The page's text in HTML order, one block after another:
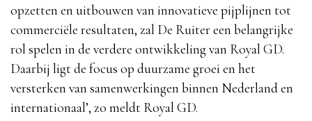
opzetten en uitbouwen van innovatieve pijplijnen tot
commerciële resultaten, zal De Ruiter een belangrijke
rol spelen in de verdere ontwikkeling van Royal GD.
Daarbij ligt de focus op duurzame groei en het
versterken van samenwerkingen binnen Nederland en
internationaal’, zo meldt Royal GD.